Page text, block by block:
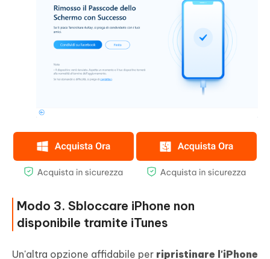
Modo 3. Sbloccare iPhone non
disponibile tramite iTunes
Un'altra opzione affidabile per ripristinare l'iPhone